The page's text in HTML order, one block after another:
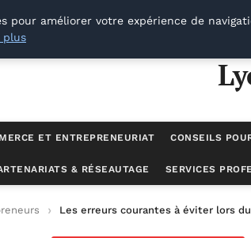
ET ENTREPRENEURIAT CONSEILS
& RÉSEAUTAGE SERVICES
Les erreurs courantes à éviter lors
pour améliorer votre expérience de
plus